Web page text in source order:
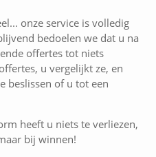
onze service is volledig
bedoelen we dat u na
offertes tot niets
u vergelijkt ze, en
beslissen of u tot een
heeft u niets te verliezen,
bij winnen!